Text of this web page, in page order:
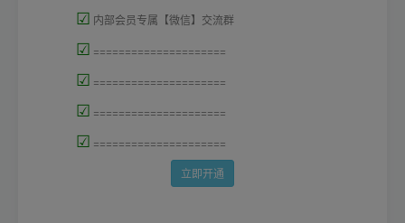
☑ 内部会员专属【微信】交流群
☑ =====================
☑ =====================
☑ =====================
☑ =====================
立即开通